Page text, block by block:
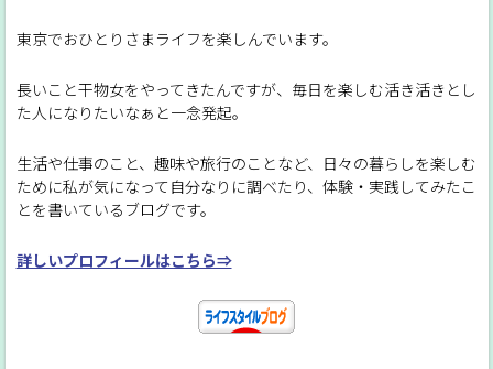
東京でおひとりさまライフを楽しんでいます。
長いこと干物女をやってきたんですが、毎日を楽しむ活き活きとし
た人になりたいなぁと一念発起。
生活や仕事のこと、趣味や旅行のことなど、日々の暮らしを楽しむ
ために私が気になって自分なりに調べたり、体験・実践してみたこ
とを書いているブログです。
詳しいプロフィールはこちら⇒